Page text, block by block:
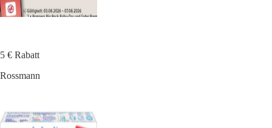
5 € Rabatt
Rossmann